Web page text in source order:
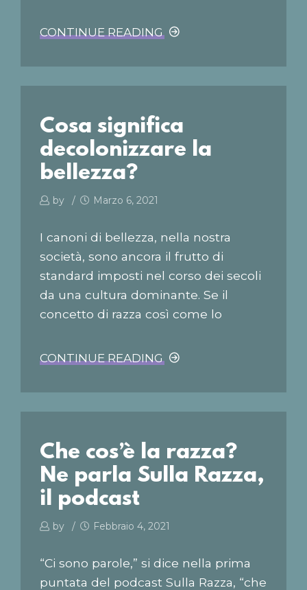
criterio che determina chi è nero
uno dei tuoi otto bisnonni è nero, sei
nero; in sostanza, una persona è nera
conosciuti è di origini africane.
Continua a leggere su...
CONTINUE READING
Cosa significa
decolonizzare la
bellezza?
by Marzo 6, 2021
I canoni di bellezza, nella nostra
società, sono ancora il frutto di
standard imposti nel corso dei secoli
da una cultura dominante. Se il
concetto di razza così come lo
colonialismo, similmente anche i
non sono che il frutto di standard
imposti nel corso dei secoli da una
bellezza eurocentrici fatti di
carnagione chiara e capelli lisci sono...
CONTINUE READING
Che cos’è la razza?
Ne parla Sulla Razza,
il podcast
by Febbraio 4, 2021
“Ci sono parole,” si dice nella prima
puntata del podcast Sulla Razza, “che